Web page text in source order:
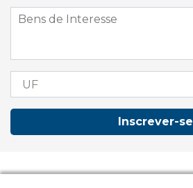
Inscrever-se